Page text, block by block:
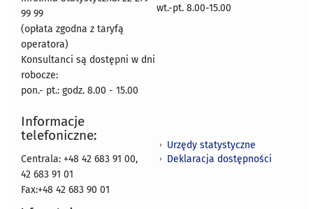
99 99
(opłata zgodna z taryfą
operatora)
Konsultanci są dostępni w dni
robocze:
pon.- pt.: godz. 8.00 - 15.00
wt.-pt. 8.00-15.00
Informacje
telefoniczne:
Centrala: +48 42 683 91 00,
42 683 91 01
Fax:+48 42 683 90 01
Urzędy statystyczne
Deklaracja dostępności